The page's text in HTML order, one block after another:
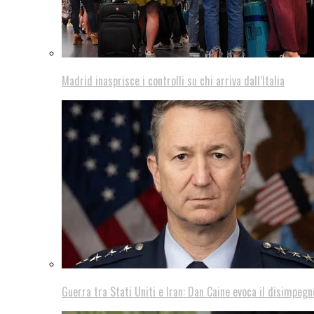
Madrid inasprisce i controlli su chi arriva dall’Italia
Guerra tra Stati Uniti e Iran: Dan Caine evoca il